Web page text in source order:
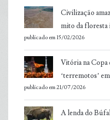
Civilização
mito da floresta
publicado em 15/02/2026
Vitória na
‘terremotos’
publicado em 21/07/2026
A lenda do